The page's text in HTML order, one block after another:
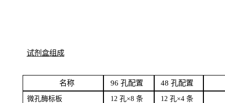
试剂盒组成
名称 96 孔配置 48 孔配置
微孔酶标板 12 孔×8 条 12 孔×4 条